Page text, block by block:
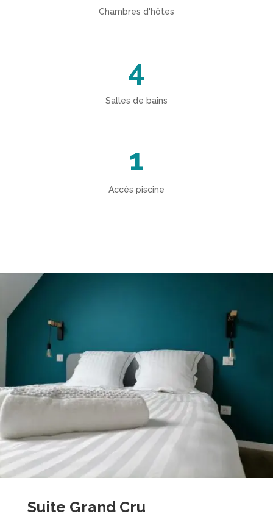
Chambres d'hôtes
4
Salles de bains
1
Accès piscine
Suite Grand Cru